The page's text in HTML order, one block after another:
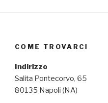
COME TROVARCI
Indirizzo
Salita Pontecorvo, 65
80135 Napoli (NA)